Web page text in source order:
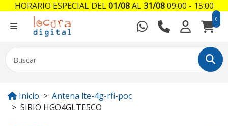
0
Inicio
Antena lte-4g-rfi-poc
SIRIO HGO4GLTE5CO
HORARIO ESPECIAL DEL01/08AL31/0809:00 - 15:00